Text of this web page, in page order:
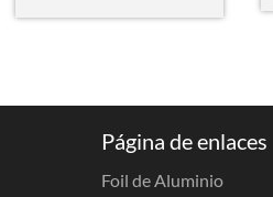
Página de enlaces
Foil de Aluminio